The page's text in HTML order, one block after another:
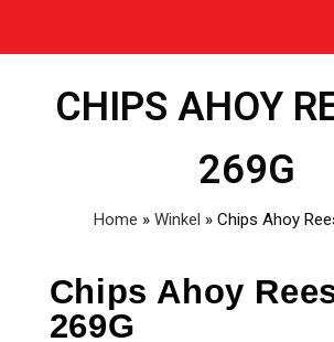
CHIPS AHOY
269G
Home » Winkel » Chips Ahoy
Chips Ahoy
269G